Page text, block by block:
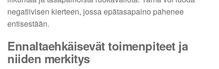
negatiivisen kierteen, jossa epätasapaino pahenee
entisestään.
Ennaltaehkäisevät toimenpiteet ja
niiden merkitys